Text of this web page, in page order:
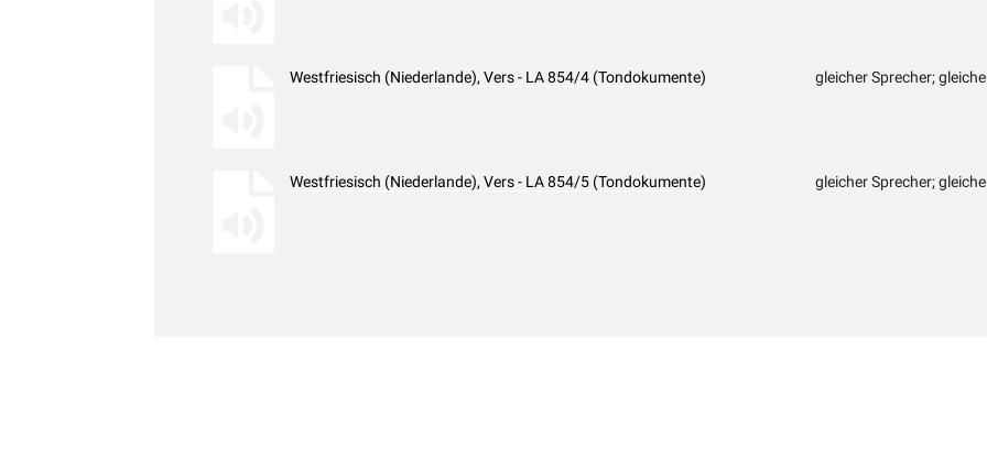
Westfriesisch (Niederlande), Vers - LA 854/4 (Tondokumente) gleicher Sprecher;
Westfriesisch (Niederlande), Vers - LA 854/5 (Tondokumente) gleicher Sprecher;